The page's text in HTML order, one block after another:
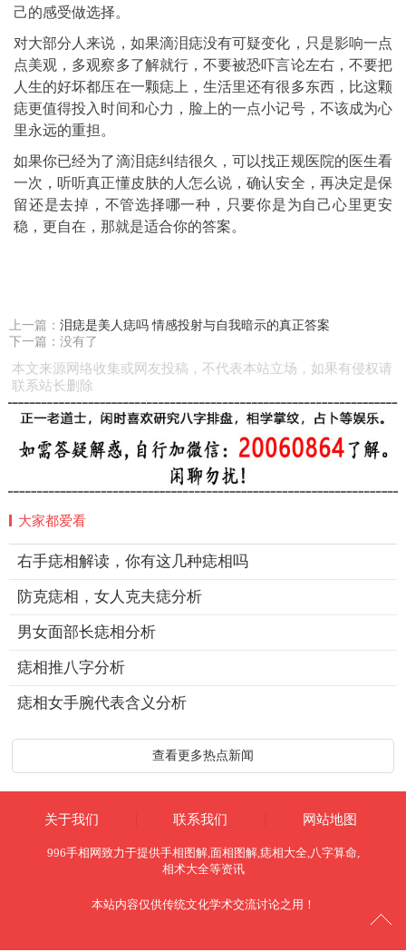
己的感受做选择。
对大部分人来说，如果滴泪痣没有可疑变化，只是影响一点
点美观，多观察多了解就行，不要被恐吓言论左右，不要把
人生的好坏都压在一颗痣上，生活里还有很多东西，比这颗
痣更值得投入时间和心力，脸上的一点小记号，不该成为心
里永远的重担。
如果你已经为了滴泪痣纠结很久，可以找正规医院的医生看
一次，听听真正懂皮肤的人怎么说，确认安全，再决定是保
留还是去掉，不管选择哪一种，只要你是为自己心里更安
稳，更自在，那就是适合你的答案。
上一篇： 泪痣是美人痣吗 情感投射与自我暗示的真正答案
下一篇：没有了
本文来源网络收集或网友投稿，不代表本站立场，如果有侵权请
联系站长删除
大家都爱看
右手痣相解读，你有这几种痣相吗
防克痣相，女人克夫痣分析
男女面部长痣相分析
痣相推八字分析
痣相女手腕代表含义分析
查看更多热点新闻
关于我们 联系我们 网站地图
996手相网致力于提供手相图解, 面相图解, 痣相大全, 八字算命
相术大全等资讯
本站内容仅供传统文化学术交流讨论之用！